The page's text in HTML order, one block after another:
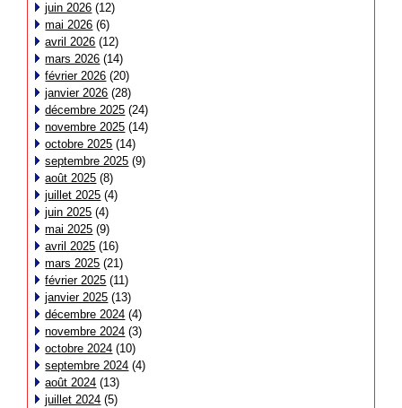
juin 2026 (12)
mai 2026 (6)
avril 2026 (12)
mars 2026 (14)
février 2026 (20)
janvier 2026 (28)
décembre 2025 (24)
novembre 2025 (14)
octobre 2025 (14)
septembre 2025 (9)
août 2025 (8)
juillet 2025 (4)
juin 2025 (4)
mai 2025 (9)
avril 2025 (16)
mars 2025 (21)
février 2025 (11)
janvier 2025 (13)
décembre 2024 (4)
novembre 2024 (3)
octobre 2024 (10)
septembre 2024 (4)
août 2024 (13)
juillet 2024 (5)